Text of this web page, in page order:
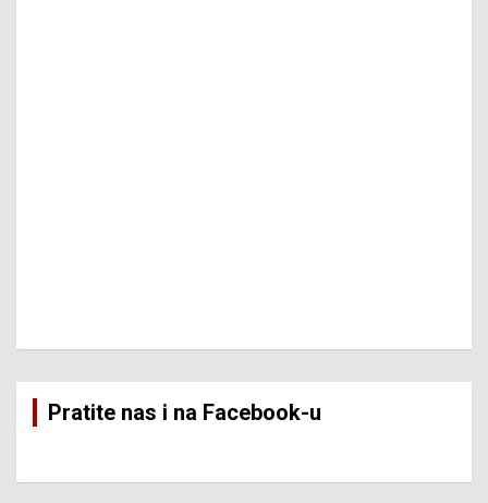
Pratite nas i na Facebook-u